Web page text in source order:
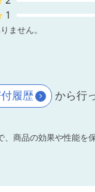
1
ません。
履歴 から行
商品の効果や性能を